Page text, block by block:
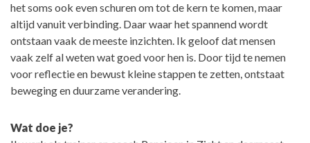
het soms ook even schuren om tot de kern te komen, maar
altijd vanuit verbinding. Daar waar het spannend wordt
ontstaan vaak de meeste inzichten. Ik geloof dat mensen
vaak zelf al weten wat goed voor hen is. Door tijd te nemen
voor reflectie en bewust kleine stappen te zetten, ontstaat
beweging en duurzame verandering.
Wat doe je?